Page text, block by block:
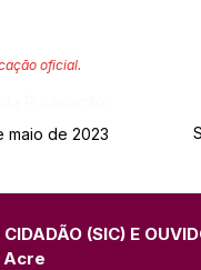
oficial.
maio de 2023
(SIC) E
Acre